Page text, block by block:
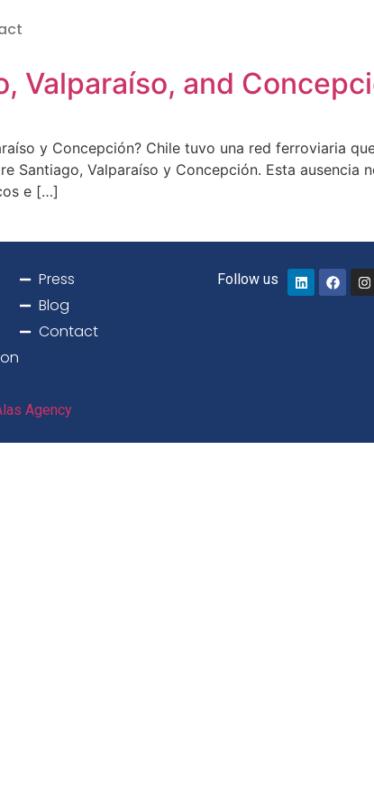
Valparaíso, and
y Concepción? Chile tuvo una red ferroviaria
Santiago, Valparaíso y Concepción. Esta ausencia
e […]
Press
Blog
Contact
Follow us
Agency